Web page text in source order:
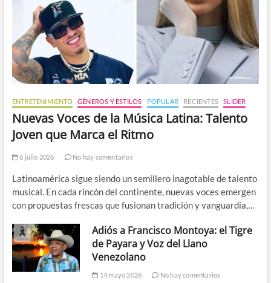
ENTRETENIMIENTO GÉNEROS Y ESTILOS POPULAR RECIENTES SLIDER
Nuevas Voces de la Música Latina: Talento
Joven que Marca el Ritmo
6 julio 2026 No hay comentarios
Latinoamérica sigue siendo un semillero inagotable de talento
musical. En cada rincón del continente, nuevas voces emergen
con propuestas frescas que fusionan tradición y vanguardia,…
Adiós a Francisco Montoya: el Tigre
de Payara y Voz del Llano
Venezolano
14 mayo 2026 No hay comentarios